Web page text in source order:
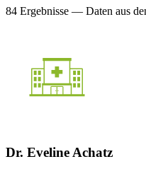
84 Ergebnisse — Daten aus
Dr. Eveline Achatz